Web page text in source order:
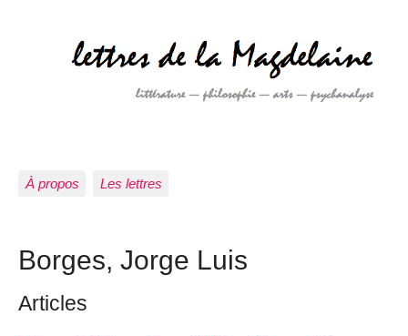
À propos Les lettres
Borges, Jorge Luis
Articles